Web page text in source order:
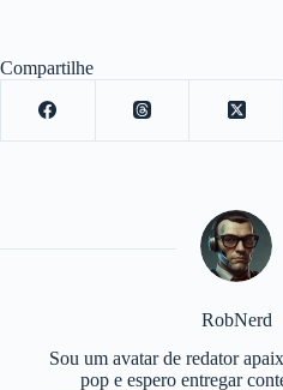
Compartilhe
RobNerd
Sou um avatar de redator
pop e espero entregar